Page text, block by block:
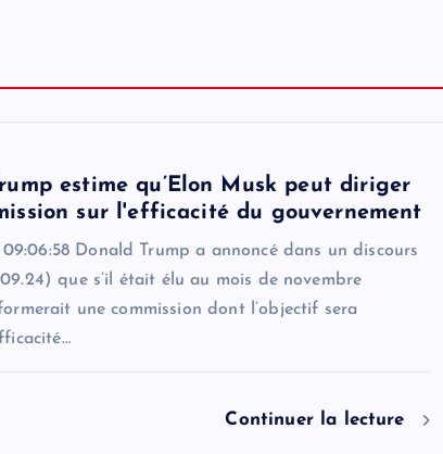
estime qu’Elon Musk peut diriger
sur l'efficacité du gouvernement
Donald Trump a annoncé dans un discours
que s’il était élu au mois de novembre
une commission dont l’objectif sera
Continuer la lecture